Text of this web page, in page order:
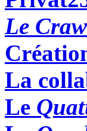
Le
La
Le